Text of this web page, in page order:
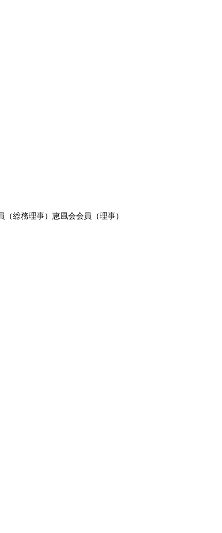
務理事）恵風会会員（理事）